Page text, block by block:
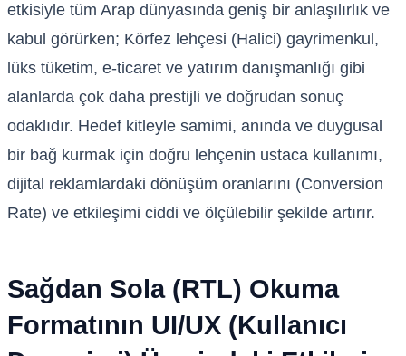
etkisiyle tüm Arap dünyasında geniş bir anlaşılırlık ve
kabul görürken; Körfez lehçesi (Halici) gayrimenkul,
lüks tüketim, e-ticaret ve yatırım danışmanlığı gibi
alanlarda çok daha prestijli ve doğrudan sonuç
odaklıdır. Hedef kitleyle samimi, anında ve duygusal
bir bağ kurmak için doğru lehçenin ustaca kullanımı,
dijital reklamlardaki dönüşüm oranlarını (Conversion
Rate) ve etkileşimi ciddi ve ölçülebilir şekilde artırır.
Sağdan Sola (RTL) Okuma
Formatının UI/UX (Kullanıcı